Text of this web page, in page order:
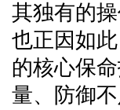
其独有的
也正因如
的核心保
量、防御